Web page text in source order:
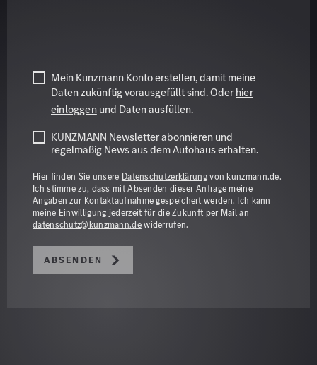
Mein Kunzmann Konto erstellen, damit meine
Daten zukünftig vorausgefüllt sind. Oderhier
einloggenund Daten ausfüllen.
KUNZMANN Newsletter abonnieren und
regelmäßig News aus dem Autohaus erhalten.
Hier finden Sie unsere Datenschutzerklärungvon kunzmann.de.
Ich stimme zu, dass mit Absenden dieser Anfrage meine
Angaben zur Kontaktaufnahme gespeichert werden. Ich kann
meine Einwilligung jederzeit für die Zukunft per Mail an
datenschutz@kunzmann.dewiderrufen.
Absenden